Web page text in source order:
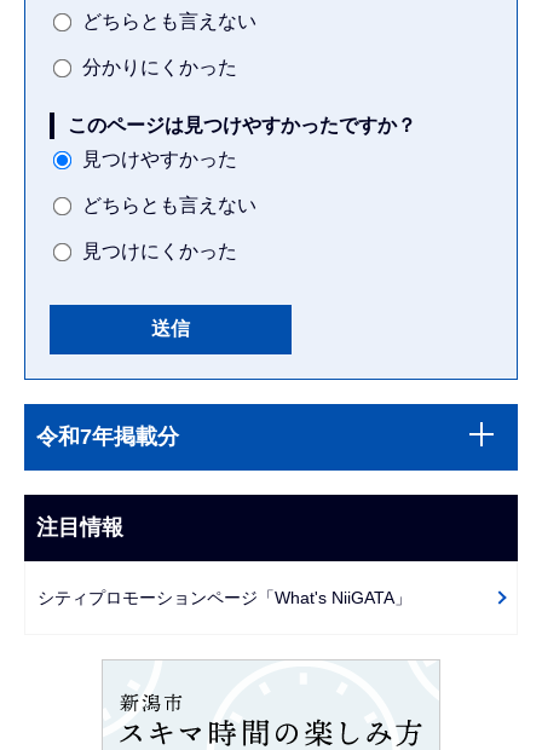
どちらとも言えない
分かりにくかった
このページは見つけやすかったですか？
見つけやすかった
どちらとも言えない
見つけにくかった
文
こ
ま
で
ビ
ー
令和7年掲載分
注目情報
シティプロモーションページ「What's NiiGATA」